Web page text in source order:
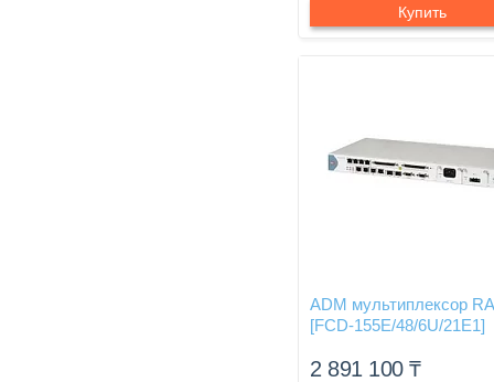
Купить
ADM мультиплексор
[FCD-155E/48/6U/21E1]
2 891 100₸